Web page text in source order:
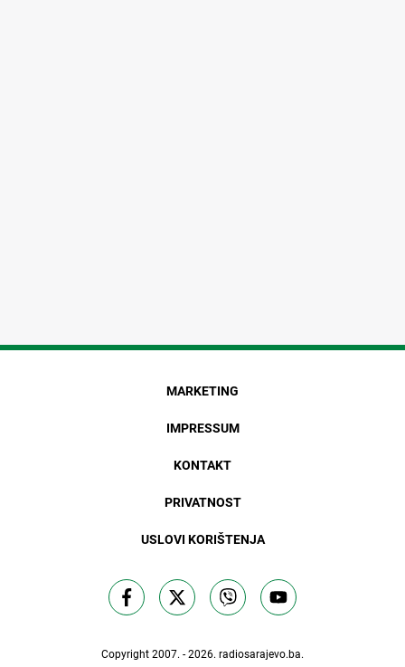
MARKETING
IMPRESSUM
KONTAKT
PRIVATNOST
USLOVI KORIŠTENJA
Copyright 2007. - 2026. radiosarajevo.ba.